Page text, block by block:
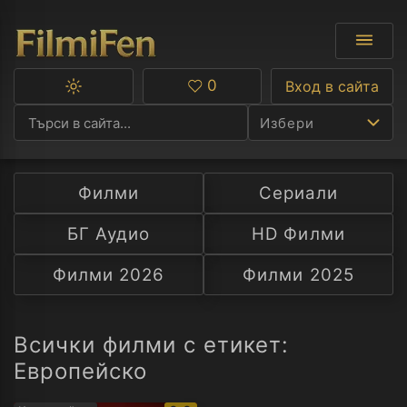
Избери
Ф
С
А
Превключване
тъмна
тема
Любими
0 Вход в сайта
Филми
Сериали
БГ Аудио
HD Филми
Филми 2026
Филми 2025
Всички филми с етикет:
Eвропейско